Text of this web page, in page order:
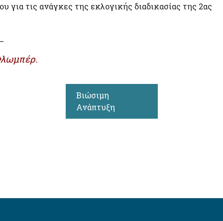
τις ανάγκες της εκλογικής διαδικασίας της 2ας
Βιώσιμη
Ανάπτυξη